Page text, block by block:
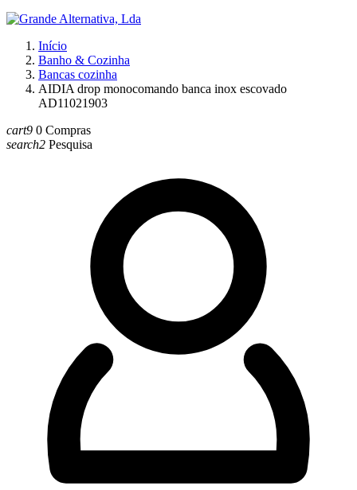
Início
Banho & Cozinha
Bancas cozinha
AIDIA drop monocomando banca inox escovado
AD11021903
cart9 0 Compras
search2 Pesquisa